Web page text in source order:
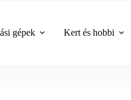
gépek Kert és hobbi